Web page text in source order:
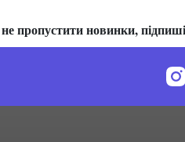
пропустити новинки,